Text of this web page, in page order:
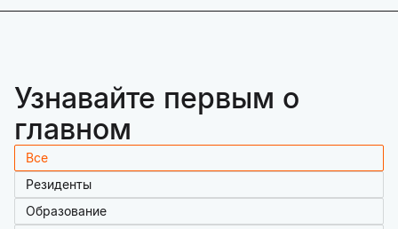
Узнавайте первым о
главном
Все
Резиденты
Образование